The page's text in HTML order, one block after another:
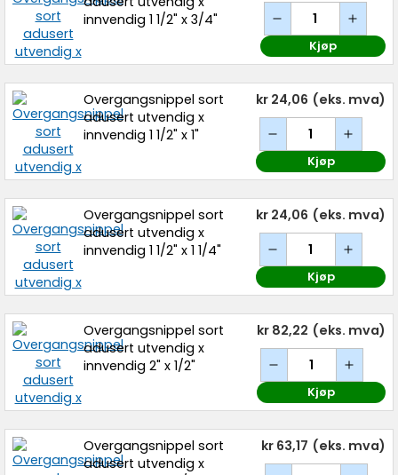
innvendig 1 1/2" x 3/4"
Kjøp
Overgangsnippel sort
adusert utvendig x
innvendig 1 1/2" x 1"
kr 24,06 (eks. mva)
Kjøp
Overgangsnippel sort
adusert utvendig x
innvendig 1 1/2" x 1 1/4"
kr 24,06 (eks. mva)
Kjøp
Overgangsnippel sort
adusert utvendig x
innvendig 2" x 1/2"
kr 82,22 (eks. mva)
Kjøp
Overgangsnippel sort
adusert utvendig x
kr 63,17 (eks. mva)